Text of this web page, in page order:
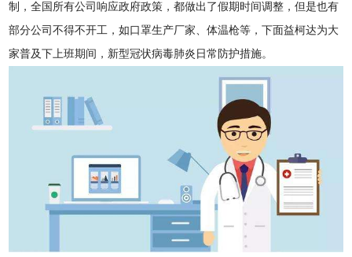
制，全国所有公司响应政府政策，都做出了假期时间调整，但是也有
部分公司不得不开工，如口罩生产厂家、体温枪等，下面益柯达为大
家普及下上班期间，新型冠状病毒肺炎日常防护措施。